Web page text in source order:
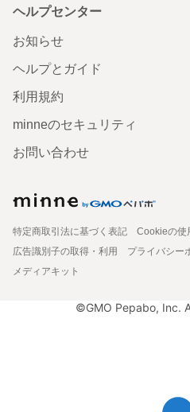
ヘルプセンター
お知らせ
ヘルプとガイド
利用規約
minneのセキュリティ
お問い合わせ
特定商取引法に基づく表記
Cookieの使
広告識別子の取得・利用
プライバシー
メディアキット
©GMO Pepabo, Inc.